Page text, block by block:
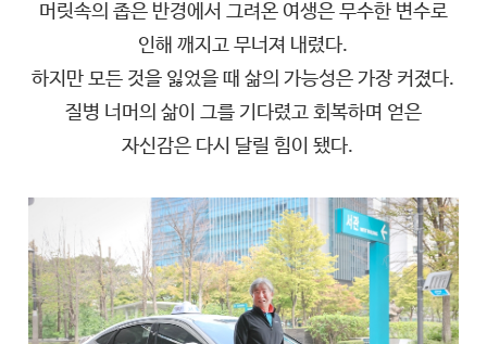
머릿속의 좁은 반경에서 그려온 여생은 무수한 변수로
인해 깨지고 무너져 내렸다.
하지만 모든 것을 잃었을 때 삶의 가능성은 가장 커졌다.
질병 너머의 삶이 그를 기다렸고 회복하며 얻은
자신감은 다시 달릴 힘이 됐다.